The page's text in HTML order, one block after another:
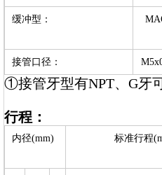
缓冲型：
接管口径：
①接管牙型有NPT、G牙
行程：
内径(mm) 标准行程